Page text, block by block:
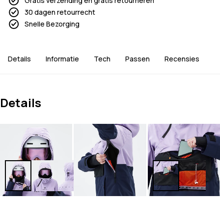
30 dagen retourrecht
Snelle Bezorging
Details Informatie Tech Passen Recensies
Details